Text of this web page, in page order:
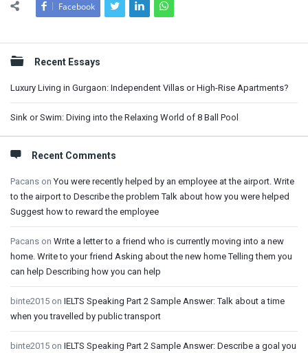
Facebook
Sidebar
Recent Essays
Luxury Living in Gurgaon: Independent Villas or High-Rise Apartments?
Sink or Swim: Diving into the Relaxing World of 8 Ball Pool
Recent Comments
Pacans onYou were recently helped by an employee at the airport. Write
to the airport to Describe the problem Talk about how you were helped
Suggest how to reward the employee
Pacans on Write a letter to a friend who is currently moving into a new
home. Write to your friend Asking about the new home Telling them you
can help Describing how you can help
binte2015 on IELTS Speaking Part 2 Sample Answer: Talk about a time
when you travelled by public transport
binte2015 on IELTS Speaking Part 2 Sample Answer: Describe a goal you